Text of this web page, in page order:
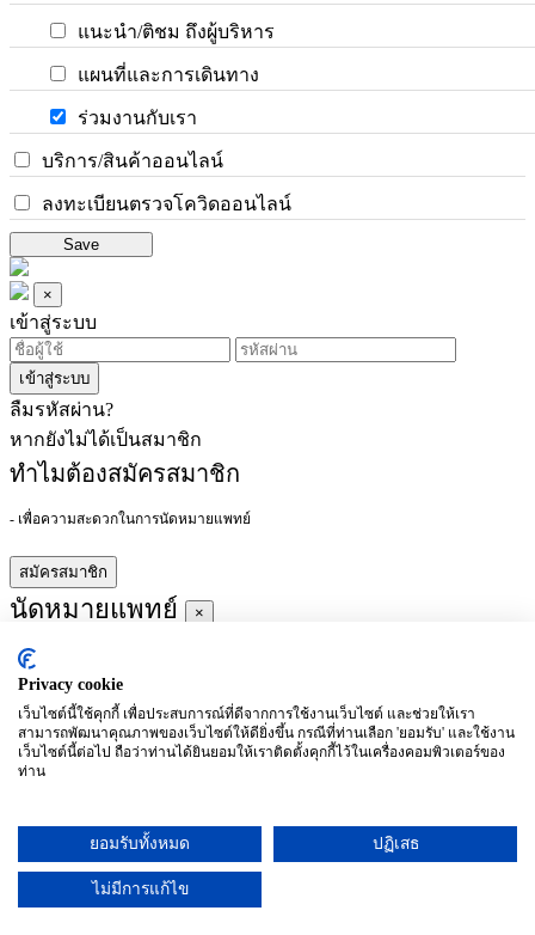
แนะนำ/ติชม ถึงผู้บริหาร
แผนที่และการเดินทาง
ร่วมงานกับเรา
บริการ/สินค้าออนไลน์
ลงทะเบียนตรวจโควิดออนไลน์
Save
×
เข้าสู่ระบบ
เข้าสู่ระบบ
ลืมรหัสผ่าน?
หากยังไม่ได้เป็นสมาชิก
ทำไมต้องสมัครสมาชิก
- เพื่อความสะดวกในการนัดหมายแพทย์
สมัครสมาชิก
นัดหมายแพทย์ ×
ผู้ชำนาญการ
ประจำ :
อาทิตย์
จันทร์
(27/09)
อังคาร
(28/09)
พุธ
พฤหัสบดี
ศุกร์
เสาร์
Privacy cookie
เว็บไซต์นี้ใช้คุกกี้ เพื่อประสบการณ์ที่ดีจากการใช้งานเว็บไซต์ และช่วยให้เรา
สามารถพัฒนาคุณภาพของเว็บไซต์ให้ดียิ่งขึ้น กรณีที่ท่านเลือก 'ยอมรับ' และใช้งาน
เว็บไซต์นี้ต่อไป ถือว่าท่านได้ยินยอมให้เราติดตั้งคุกกี้ไว้ในเครื่องคอมพิวเตอร์ของ
ท่าน
ยอมรับทั้งหมด ปฏิเสธ
ไม่มีการแก้ไข